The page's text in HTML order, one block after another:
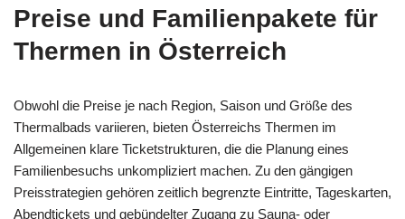
Preise und Familienpakete für
Thermen in Österreich
Obwohl die Preise je nach Region, Saison und Größe des
Thermalbads variieren, bieten Österreichs Thermen im
Allgemeinen klare Ticketstrukturen, die die Planung eines
Familienbesuchs unkompliziert machen. Zu den gängigen
Preisstrategien gehören zeitlich begrenzte Eintritte, Tageskarten,
Abendtickets und gebündelter Zugang zu Sauna- oder